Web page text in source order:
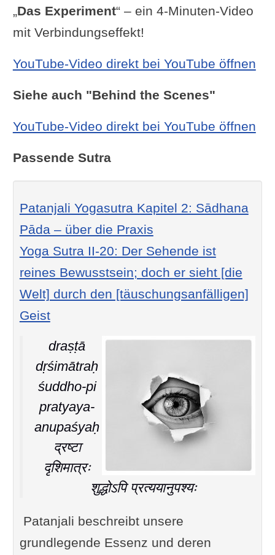
„Das Experiment“ – ein 4-Minuten-Video
mit Verbindungseffekt!
YouTube-Video direkt bei YouTube öffnen
Siehe auch "Behind the Scenes"
YouTube-Video direkt bei YouTube öffnen
Passende Sutra
Patanjali Yogasutra Kapitel 2: Sādhana
Pāda – über die Praxis
Yoga Sutra II-20: Der Sehende ist
reines Bewusstsein; doch er sieht [die
Welt] durch den [täuschungsanfälligen]
Geist
draṣṭā
dṛśimātraḥ
śuddho-pi
pratyaya-
anupaśyaḥ
द्रष्टा
दृशिमात्रः
शुद्धोऽपि प्रत्ययानुपश्यः
Patanjali beschreibt unsere
grundlegende Essenz und deren